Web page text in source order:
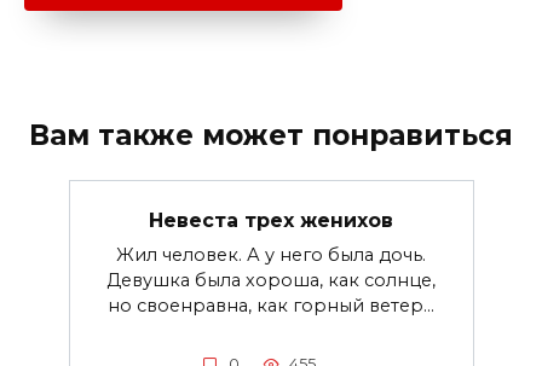
Вам также может понравиться
Невеста трех женихов
Жил человек. А у него была дочь.
Девушка была хороша, как солнце,
но своенравна, как горный ветер...